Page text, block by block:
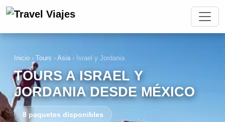
Inicio › Tours › Asia › Israel y Jordania
TOURS A ISRAEL Y
JORDANIA DESDE MÉXICO
8 paquetes disponibles